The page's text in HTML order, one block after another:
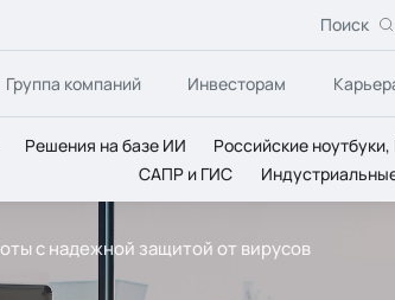
Поиск
Группа компаний Инвесторам
Решения на базе ИИ Российские
САПР и ГИС
с надежной защитой от вирусов